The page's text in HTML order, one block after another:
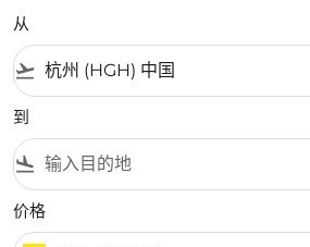
从
flight_takeoff
到
flight_land
价格